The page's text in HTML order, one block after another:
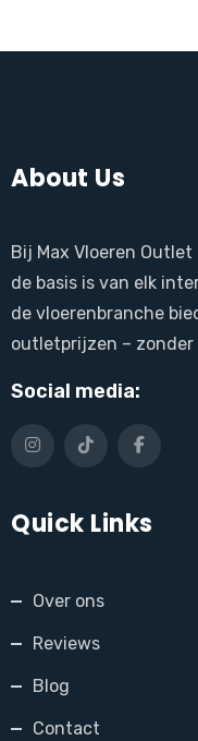
About Us
Bij Max Vloeren
de basis is van elk
de vloerenbranche
outletprijzen – zonder
Social media:
Quick Links
Over ons
Reviews
Blog
Contact